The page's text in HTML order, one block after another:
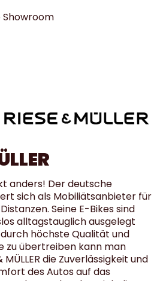
Showroom
anders! Der deutsche
sich als Mobiliätsanbieter für
Seine E-Bikes sind
alltagstauglich ausgelegt
höchste Qualität und
zu übertreiben kann man
MÜLLER die Zuverlässigkeit und
des Autos auf das